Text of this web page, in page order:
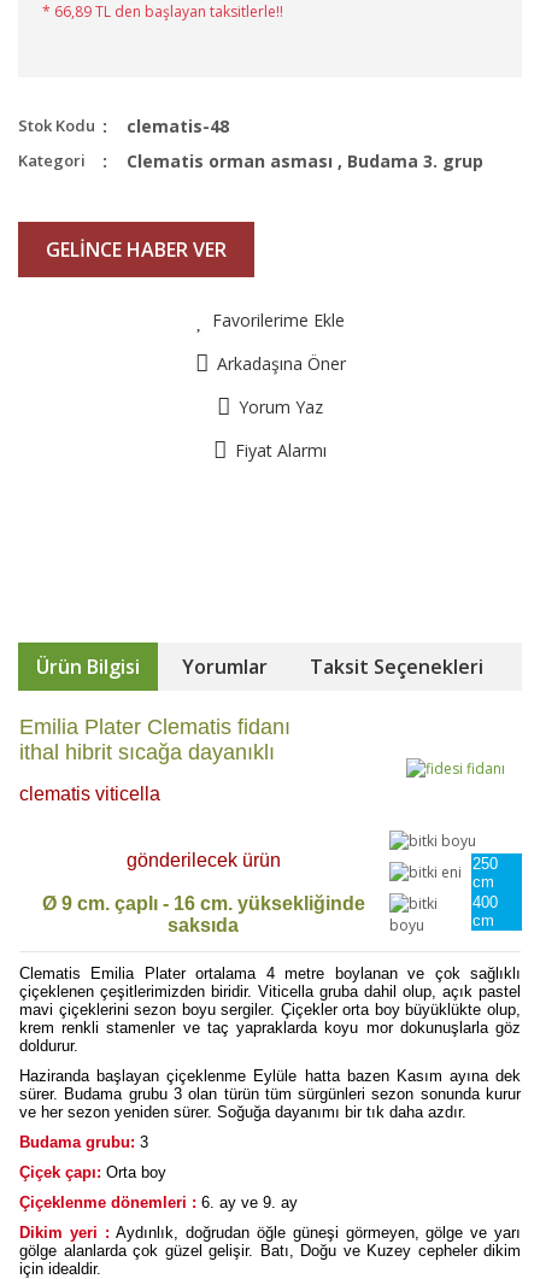
* 66,89 TL den başlayan taksitlerle!!
Stok Kodu clematis-48
Kategori Clematis orman asması , Budama 3. grup
GELİNCE HABER VER
Favorilerime Ekle
Arkadaşına Öner
Yorum Yaz
Fiyat Alarmı
Ürün Bilgisi Yorumlar Taksit Seçenekleri
Emilia Plater Clematis fidanı
ithal hibrit sıcağa dayanıklı
clematis viticella
gönderilecek ürün
250
cm
Ø 9 cm. çaplı - 16 cm. yüksekliğinde
saksıda
400
cm
Clematis Emilia Plater ortalama 4 metre boylanan ve çok sağlıklı
çiçeklenen çeşitlerimizden biridir. Viticella gruba dahil olup, açık pastel
mavi çiçeklerini sezon boyu sergiler. Çiçekler orta boy büyüklükte olup,
krem renkli stamenler ve taç yapraklarda koyu mor dokunuşlarla göz
doldurur.
Haziranda başlayan çiçeklenme Eylüle hatta bazen Kasım ayına dek
sürer. Budama grubu 3 olan türün tüm sürgünleri sezon sonunda kurur
ve her sezon yeniden sürer. Soğuğa dayanımı bir tık daha azdır.
Budama grubu: 3
Çiçek çapı: Orta boy
Çiçeklenme dönemleri : 6. ay ve 9. ay
Dikim yeri : Aydınlık, doğrudan öğle güneşi görmeyen, gölge ve yarı
gölge alanlarda çok güzel gelişir. Batı, Doğu ve Kuzey cepheler dikim
için idealdir.